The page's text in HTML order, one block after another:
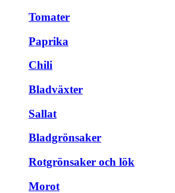
Tomater
Paprika
Chili
Bladväxter
Sallat
Bladgrönsaker
Rotgrönsaker och lök
Morot